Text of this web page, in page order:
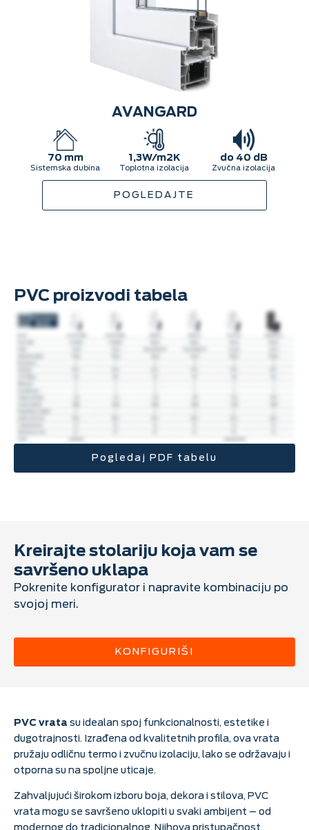
AVANGARD
70 mm
Sistemska dubina
1,3W/m2K
Toplotna izolacija
do 40 dB
Zvučna izolacija
POGLEDAJTE
PVC proizvodi tabela
Pogledaj PDF tabelu
Kreirajte stolariju koja vam se
savršeno uklapa
Pokrenite konfigurator i napravite kombinaciju po
svojoj meri.
KONFIGURIŠI
PVC vrata su idealan spoj funkcionalnosti, estetike i
dugotrajnosti. Izrađena od kvalitetnih profila, ova vrata
pružaju odličnu termo i zvučnu izolaciju, lako se održavaju i
otporna su na spoljne uticaje.
Zahvaljujući širokom izboru boja, dekora i stilova, PVC
vrata mogu se savršeno uklopiti u svaki ambijent – od
modernog do tradicionalnog. Njihova pristupačnost,